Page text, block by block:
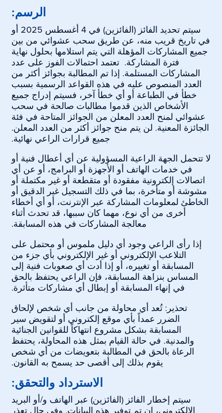
الرسم:
سيتم تحديد الفائز (الفائزين) في 4 أغسطس 2025 أو
في تاريخ قريب منه، عن طريق سحب عشوائي من بين
جميع المشاركات المؤهلة التي يتم استلامها بحلول نهاية
فترة المشاركة. تعتمد احتمالات الفوز على عدد
المشاركات المستلمة. إذا تم المطالبة بجوائز أكثر من
العدد المنصوص عليه في هذه القواعد الرسمية بسبب
خطأ في الطباعة أو أي خطأ آخر، فسيتم إدراج جميع
الأشخاص الذين قدموا مطالبات صالحة في سحب
عشوائي لمنح العدد المعلن من الجوائز المتاحة في فئة
الجائزة المعنية. لن يتم منح جوائز أكثر من العدد المعلن.
جميع قرارات الراعي نهائية.
لا تتحمل الجهة الراعية المسؤولية عن أي أعطال فنية أو
في خدمات الهاتف أو الأجهزة أو البرامج، أو عن أي
اتصالات إلكترونية مفقودة أو متقطعة أو غير مكتملة أو
مشوشة أو متأخرة، بما في ذلك التسجيل غير الدقيق أو
الخاطئ لمعلومات المشاركة عبر الإنترنت، أو أي أخطاء
أخرى من أي نوع، مهما كان سببها، قد تحدث أثناء
معالجة المشاركات في هذه المسابقة.
إذا رأى الراعي وجود أي دليل ملموس أو محتمل على
التلاعب الإلكتروني أو غير الإلكتروني بأي جزء من
المسابقة أو تغييره، أو إذا أدت أي صعوبات فنية إلى
المساس بنزاهة المسابقة، فإن الراعي يحتفظ بالحق
في إنهاء المسابقة أو إبطال أي مشاركات متأثرة.
تحذير: تُعد أي محاولة من جانب أي شخص لإلحاق
الضرر عمداً بأي موقع إلكتروني أو لتقويض سير
المسابقة بشكل مشروع انتهاكاً للقوانين الجنائية
والمدنية. في حالة القيام بمثل هذه المحاولة، يحتفظ
الرعاة بالحق في المطالبة بتعويضات من أي شخص
يقوم بذلك إلى أقصى حد يسمح به القانون.
الاسترداد والتحقق:
سيتم إخطار الفائز (الفائزين) عبر الهاتف و/أو البريد